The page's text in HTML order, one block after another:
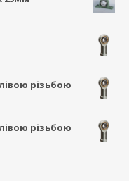
різьбою
різьбою